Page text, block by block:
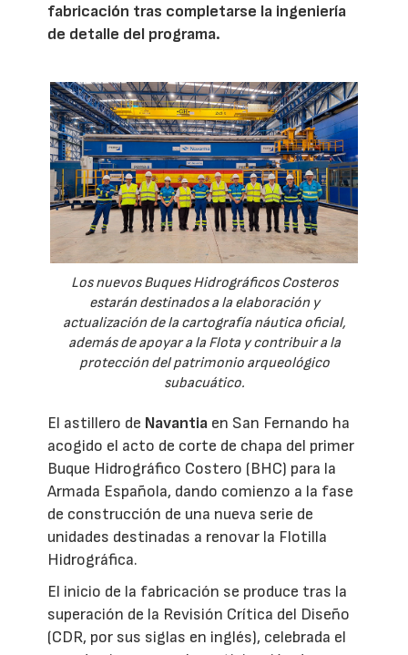
fabricación tras completarse la ingeniería
de detalle del programa.
Los nuevos Buques Hidrográficos Costeros
estarán destinados a la elaboración y
actualización de la cartografía náutica oficial,
además de apoyar a la Flota y contribuir a la
protección del patrimonio arqueológico
subacuático.
El astillero de Navantia en San Fernando ha
acogido el acto de corte de chapa del primer
Buque Hidrográfico Costero (BHC) para la
Armada Española, dando comienzo a la fase
de construcción de una nueva serie de
unidades destinadas a renovar la Flotilla
Hidrográfica.
El inicio de la fabricación se produce tras la
superación de la Revisión Crítica del Diseño
(CDR, por sus siglas en inglés), celebrada el